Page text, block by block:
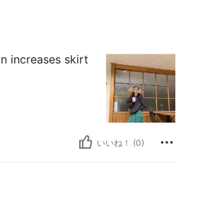
increases skirt
いいね！ (0)